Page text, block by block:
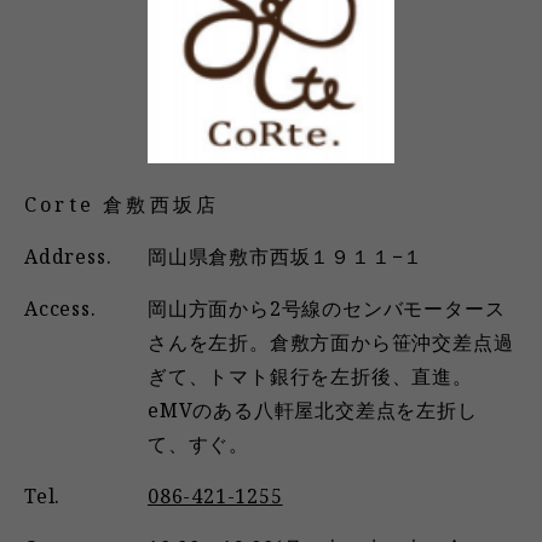
Corte 倉敷西坂店
Address.
岡山県倉敷市西坂１９１１−１
Access.
岡山方面から2号線のセンバモータース
さんを左折。倉敷方面から笹沖交差点過
ぎて、トマト銀行を左折後、直進。
eMVのある八軒屋北交差点を左折し
て、すぐ。
Tel.
086-421-1255